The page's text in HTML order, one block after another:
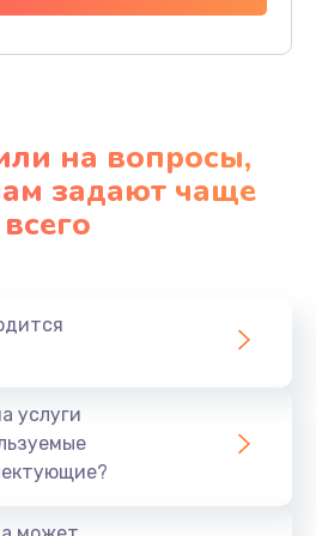
Заказать
Bluetooth модуля
Bluetooth
Заказать
1100 руб.
на вопросы,
задают чаще
всего
услуги